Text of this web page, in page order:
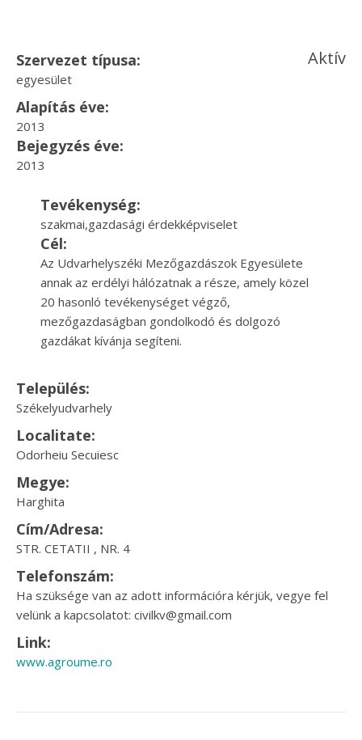
Szervezet típusa:
egyesület
Aktív
Alapítás éve:
2013
Bejegyzés éve:
2013
Tevékenység:
szakmai,gazdasági érdekképviselet
Cél:
Az Udvarhelyszéki Mezőgazdászok Egyesülete
annak az erdélyi hálózatnak a része, amely közel
20 hasonló tevékenységet végző,
mezőgazdaságban gondolkodó és dolgozó
gazdákat kívánja segíteni.
Település:
Székelyudvarhely
Localitate:
Odorheiu Secuiesc
Megye:
Harghita
Cím/Adresa:
STR. CETATII , NR. 4
Telefonszám:
Ha szüksége van az adott információra kérjük, vegye fel
velünk a kapcsolatot: civilkv@gmail.com
Link:
www.agroume.ro